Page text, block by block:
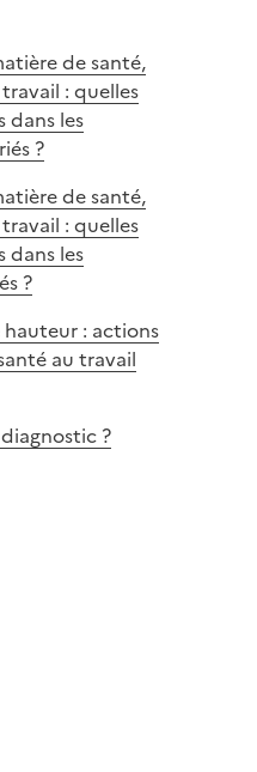
de santé,
: quelles
dans les
?
de santé,
: quelles
dans les
?
: actions
au travail
?